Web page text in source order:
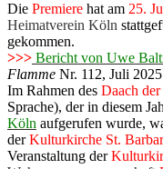
Die Premiere hat am 25.
Heimatverein Köln
gekommen.
>>> Bericht von Uwe
Flamme Nr. 112, Juli
Im Rahmen des Daach
Sprache), der in diesem
Köln aufgerufen wurde,
derKulturkirche St.
Veranstaltung der